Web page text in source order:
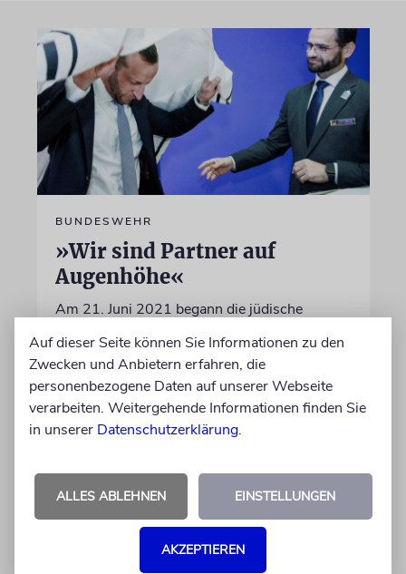
BUNDESWEHR
»Wir sind Partner auf
Augenhöhe«
Am 21. Juni 2021 begann die jüdische
Militärbundesrabbiner Zsolt Balla zieht nach
fünf Jahren eine positive Zwischenbilanz
18.06.2026
Auf dieser Seite können Sie Informationen zu den
Zwecken und Anbietern erfahren, die
personenbezogene Daten auf unserer Webseite
verarbeiten. Weitergehende Informationen finden Sie
in unserer Datenschutzerklärung.
ALLES ABLEHNEN EINSTELLUNGEN
AKZEPTIEREN